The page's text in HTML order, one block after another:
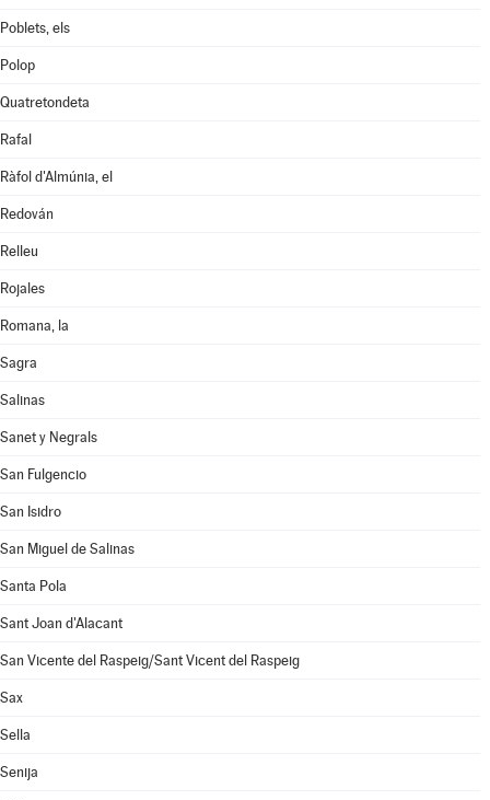
Poblets, els
Polop
Quatretondeta
Rafal
Ràfol d'Almúnia, el
Redován
Relleu
Rojales
Romana, la
Sagra
Salinas
Sanet y Negrals
San Fulgencio
San Isidro
San Miguel de Salinas
Santa Pola
Sant Joan d'Alacant
San Vicente del Raspeig/Sant Vicent del Raspeig
Sax
Sella
Senija